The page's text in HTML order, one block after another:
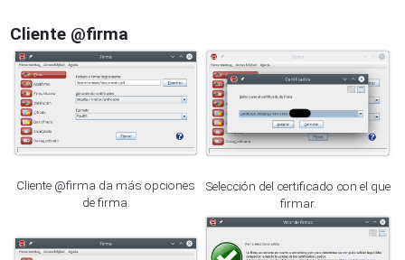
Cliente @firma
Cliente @firma da más opciones
de firma.
Selección del certificado con el que
firmar.